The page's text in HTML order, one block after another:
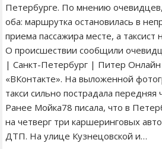
Петербурге. По мнению
оба: маршрутка остановилась в
приема пассажира месте, а
О происшествии сообщили
| Санкт-Петербург | Питер
«ВКонтакте». На выложенной
такси сильно пострадала передняя
Ранее Мойка78 писала, что в
на четверг три каршеринговых
ДТП. На улице Кузнецовской и…